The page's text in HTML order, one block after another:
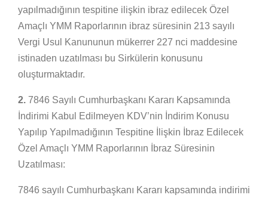
yapılmadığının tespitine ilişkin ibraz edilecek Özel
Amaçlı YMM Raporlarının ibraz süresinin 213 sayılı
Vergi Usul Kanununun mükerrer 227 nci maddesine
istinaden uzatılması bu Sirkülerin konusunu
oluşturmaktadır.
2. 7846 Sayılı Cumhurbaşkanı Kararı Kapsamında
İndirimi Kabul Edilmeyen KDV’nin İndirim Konusu
Yapılıp Yapılmadığının Tespitine İlişkin İbraz Edilecek
Özel Amaçlı YMM Raporlarının İbraz Süresinin
Uzatılması:
7846 sayılı Cumhurbaşkanı Kararı kapsamında indirimi